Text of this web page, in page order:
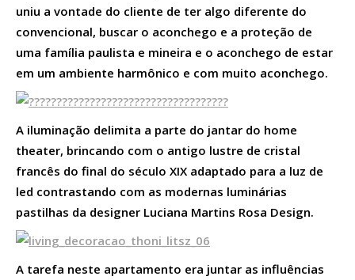
uniu a vontade do cliente de ter algo diferente do
convencional, buscar o aconchego e a proteção de
uma família paulista e mineira e o aconchego de estar
em um ambiente harmônico e com muito aconchego.
A iluminação delimita a parte do jantar do home
theater, brincando com o antigo lustre de cristal
francês do final do século XIX adaptado para a luz de
led contrastando com as modernas luminárias
pastilhas da designer Luciana Martins Rosa Design.
A tarefa neste apartamento era juntar as influências